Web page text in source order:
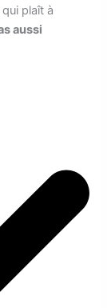
plaît à
aussi